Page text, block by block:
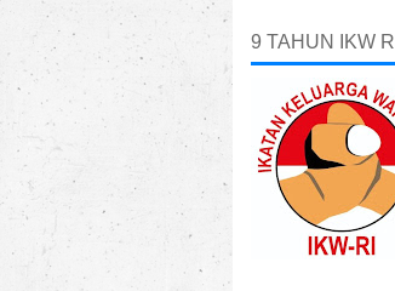
9 TAHUN IKW RI